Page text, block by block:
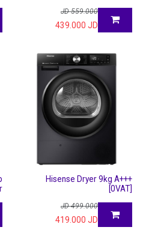
559.000
JD
439.000 JD
Hisense Dryer 9kg A+++
[0VAT]
499.000
JD
419.000 JD